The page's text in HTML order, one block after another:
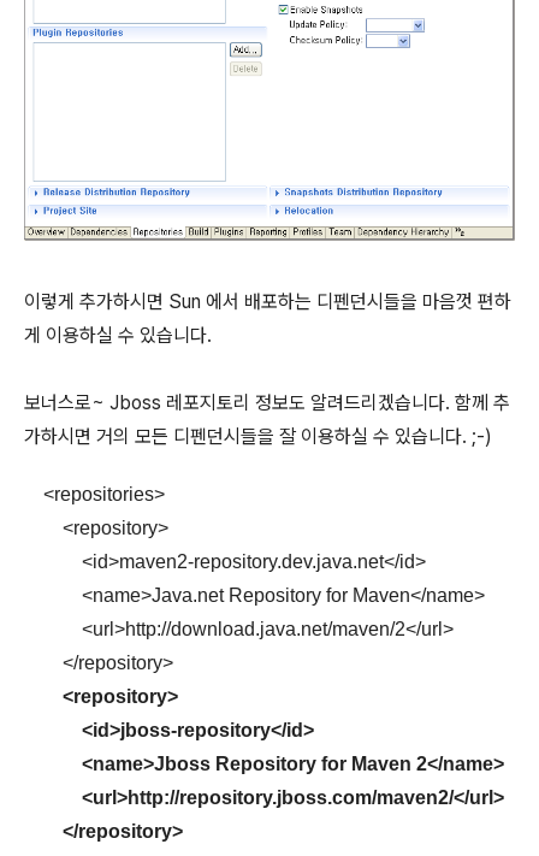
이렇게 추가하시면 Sun 에서 배포하는 디펜던시들을 마음껏 편하
게 이용하실 수 있습니다.
보너스로~ Jboss 레포지토리 정보도 알려드리겠습니다. 함께 추
가하시면 거의 모든 디펜던시들을 잘 이용하실 수 있습니다. ;-)
<repositories>
<repository>
<id>maven2-repository.dev.java.net</id>
<name>Java.net Repository for Maven</name>
<url>http://download.java.net/maven/2</url>
</repository>
<repository>
<id>jboss-repository</id>
<name>Jboss Repository for Maven 2</name>
<url>http://repository.jboss.com/maven2/</url>
</repository>